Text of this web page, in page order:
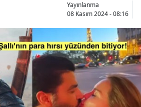
Yayınlanma
08 Kasım 2024 - 08:16